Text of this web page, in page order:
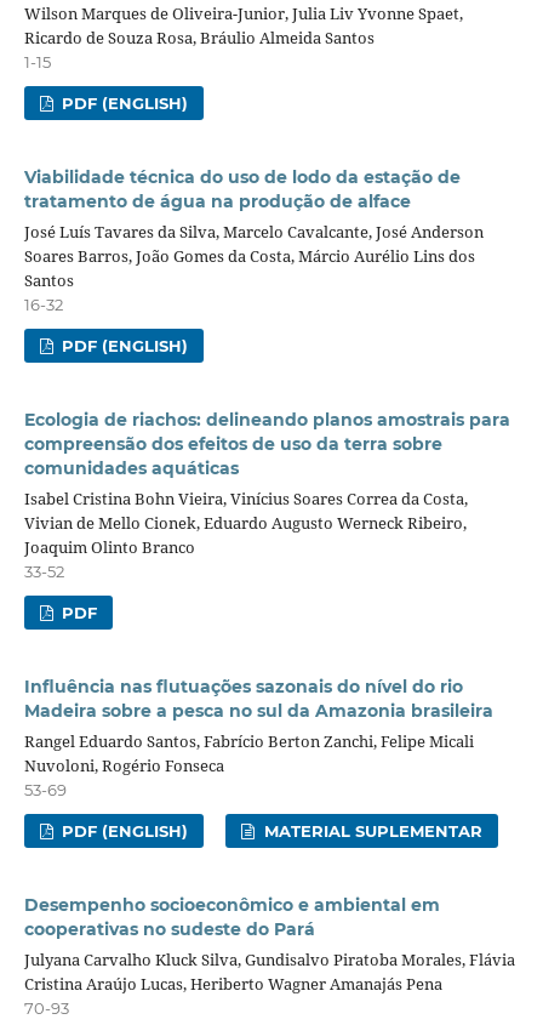
Wilson Marques de Oliveira-Junior, Julia Liv Yvonne Spaet,
Ricardo de Souza Rosa, Bráulio Almeida Santos
1-15
PDF (ENGLISH)
Viabilidade técnica do uso de lodo da estação de
tratamento de água na produção de alface
José Luís Tavares da Silva, Marcelo Cavalcante, José Anderson
Soares Barros, João Gomes da Costa, Márcio Aurélio Lins dos
Santos
16-32
PDF (ENGLISH)
Ecologia de riachos: delineando planos amostrais para
compreensão dos efeitos de uso da terra sobre
comunidades aquáticas
Isabel Cristina Bohn Vieira, Vinícius Soares Correa da Costa,
Vivian de Mello Cionek, Eduardo Augusto Werneck Ribeiro,
Joaquim Olinto Branco
33-52
PDF
Influência nas flutuações sazonais do nível do rio
Madeira sobre a pesca no sul da Amazonia brasileira
Rangel Eduardo Santos, Fabrício Berton Zanchi, Felipe Micali
Nuvoloni, Rogério Fonseca
53-69
PDF (ENGLISH) MATERIAL SUPLEMENTAR
Desempenho socioeconômico e ambiental em
cooperativas no sudeste do Pará
Julyana Carvalho Kluck Silva, Gundisalvo Piratoba Morales, Flávia
Cristina Araújo Lucas, Heriberto Wagner Amanajás Pena
70-93